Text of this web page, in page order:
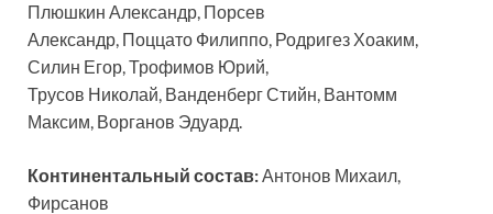
Плюшкин Александр, Порсев
Александр, Поццато Филиппо, Родригез Хоаким,
Силин Егор, Трофимов Юрий,
Трусов Николай, Ванденберг Стийн, Вантомм
Максим, Ворганов Эдуард.
Континентальный состав:Антонов Михаил,
Фирсанов